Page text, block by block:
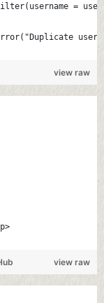
=
user
view raw
view raw